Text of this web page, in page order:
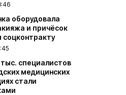
оборудовала
и причёсок
соцконтракту
специалистов
медицинских
стали